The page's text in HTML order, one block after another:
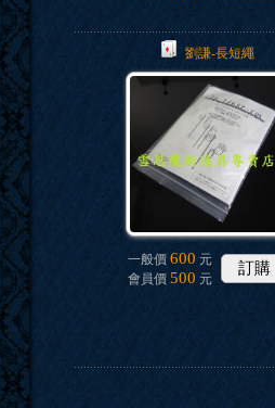
劉謙-長短繩
一般價 600 元
會員價 500 元
訂購